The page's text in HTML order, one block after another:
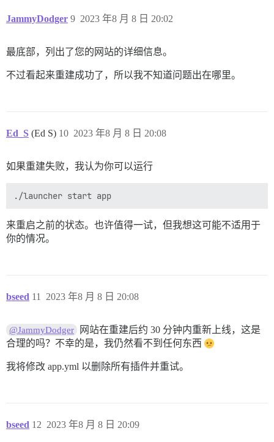
JammyDodger 2023 年8 月 8 日 20:02
9
最底部，列出了您的网站的详细信息。
不过看起来重建成功了，所以我不知道问题出在哪里。
Ed_S (Ed S) 2023 年8 月 8 日 20:08
10
如果重建失败，我认为你可以运行
来重启之前的状态。也许值得一试，但我想这可能不适用于
你的情况。
bseed 2023 年8 月 8 日 20:08
11
@JammyDodger
网站在重建后约 30 分钟内重新上线，这是
合理的吗？不幸的是，我仍然看不到任何东西
我将修改 app.yml 以删除所有插件并重试。
bseed 2023 年8 月 8 日 20:09
12